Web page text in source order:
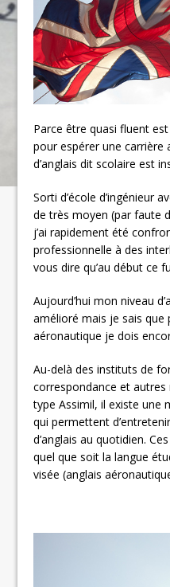
Parce être quasi fluent
pour espérer une carrière
d’anglais dit scolaire est
Sorti d’école d’ingénieur
de très moyen (par faute
j’ai rapidement été
professionnelle à des
vous dire qu’au début ce
Aujourd’hui mon niveau
amélioré mais je sais que
aéronautique je dois
Au-delà des instituts de
correspondance et autres
type Assimil, il existe une
qui permettent
d’anglais au quotidien.
quel que soit la langue
visée (anglais